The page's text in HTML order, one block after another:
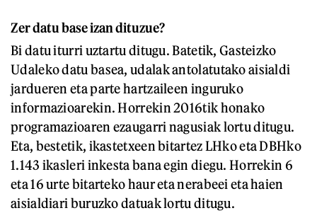
Zer datu base izan dituzue?
Bi datu iturri uztartu ditugu. Batetik, Gasteizko
Udaleko datu basea, udalak antolatutako aisialdi
jardueren eta parte hartzaileen inguruko
informazioarekin. Horrekin 2016tik honako
programazioaren ezaugarri nagusiak lortu ditugu.
Eta, bestetik, ikastetxeen bitartez LHko eta DBHko
1.143 ikasleri inkesta bana egin diegu. Horrekin 6
eta 16 urte bitarteko haur eta nerabeei eta haien
aisialdiari buruzko datuak lortu ditugu.